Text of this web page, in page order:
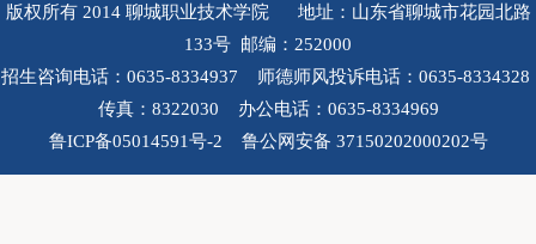
版权所有 2014 聊城职业技术学院 地址：山东省聊城市花园北路
133号 邮编：252000
招生咨询电话：0635-8334937 师德师风投诉电话：0635-8334328
传真：8322030 办公电话：0635-8334969
鲁ICP备05014591号-2 鲁公网安备 37150202000202号